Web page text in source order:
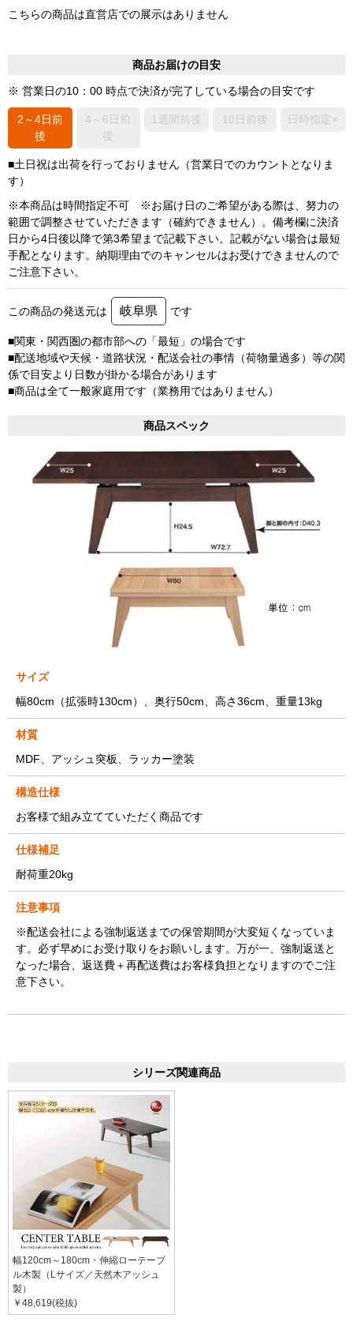
こちらの商品は直営店での展示はありません
商品お届けの目安
※ 営業日の10：00 時点で決済が完了している場合の目安です
2～4日前
後
4～6日前
後
1週間前後 10日前後 日時指定×
■土日祝は出荷を行っておりません（営業日でのカウントとなりま
す）
※本商品は時間指定不可 ※お届け日のご希望がある際は、努力の
範囲で調整させていただきます（確約できません）。備考欄に決済
日から4日後以降で第3希望まで記載下さい。記載がない場合は最短
手配となります。納期理由でのキャンセルはお受けできませんので
ご注意下さい。
この商品の発送元は 岐阜県 です
■関東・関西圏の都市部への「最短」の場合です
■配送地域や天候・道路状況・配送会社の事情（荷物量過多）等の関
係で目安より日数が掛かる場合があります
■商品は全て一般家庭用です（業務用ではありません）
商品スペック
サイズ
幅80cm（拡張時130cm）、奥行50cm、高さ36cm、重量13kg
材質
MDF、アッシュ突板、ラッカー塗装
構造仕様
お客様で組み立てていただく商品です
仕様補足
耐荷重20kg
注意事項
※配送会社による強制返送までの保管期間が大変短くなっていま
す。必ず早めにお受け取りをお願いします。万が一、強制返送と
なった場合、返送費＋再配送費はお客様負担となりますのでご注
意下さい。
シリーズ関連商品
幅120cm～180cm・伸縮ローテーブ
ル木製（Lサイズ／天然木アッシュ
製）
￥48,619(税抜)